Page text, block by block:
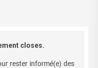
closes.
rester informé(e) des